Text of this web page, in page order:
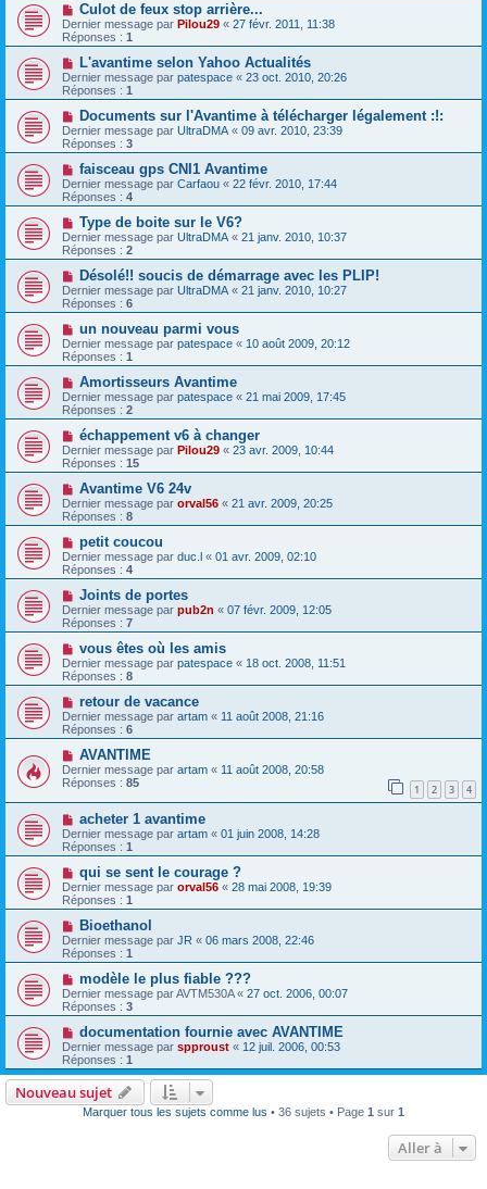
Culot de feux stop arrière...
Dernier message par Pilou29 « 27 févr. 2011, 11:38
Réponses : 1
L'avantime selon Yahoo Actualités
Dernier message par patespace « 23 oct. 2010, 20:26
Réponses : 1
Documents sur l'Avantime à télécharger légalement :!:
Dernier message par UltraDMA« 09 avr. 2010, 23:39
Réponses : 3
faisceau gps CNI1 Avantime
Dernier message par Carfaou « 22 févr. 2010, 17:44
Réponses : 4
Type de boite sur le V6?
Dernier message par UltraDMA« 21 janv. 2010, 10:37
Réponses : 2
Désolé!! soucis de démarrage avec les PLIP!
Dernier message par UltraDMA« 21 janv. 2010, 10:27
Réponses : 6
un nouveau parmi vous
Dernier message par patespace « 10 août 2009, 20:12
Réponses : 1
Amortisseurs Avantime
Dernier message par patespace « 21 mai 2009, 17:45
Réponses : 2
échappement v6 à changer
Dernier message par Pilou29 « 23 avr. 2009, 10:44
Réponses : 15
Avantime V6 24v
Dernier message par orval56 « 21 avr. 2009, 20:25
Réponses : 8
petit coucou
Dernier message par duc.l « 01 avr. 2009, 02:10
Réponses : 4
Joints de portes
Dernier message par pub2n « 07 févr. 2009, 12:05
Réponses : 7
vous êtes où les amis
Dernier message par patespace « 18 oct. 2008, 11:51
Réponses : 8
retour de vacance
Dernier message par artam « 11 août 2008, 21:16
Réponses : 6
AVANTIME
Dernier message par artam « 11 août 2008, 20:58
Réponses : 85 1 2 3 4
acheter 1 avantime
Dernier message par artam « 01 juin 2008, 14:28
Réponses : 1
qui se sent le courage ?
Dernier message par orval56 « 28 mai 2008, 19:39
Réponses : 1
Bioethanol
Dernier message par JR « 06 mars 2008, 22:46
Réponses : 1
modèle le plus fiable ???
Dernier message parAVTM530A« 27 oct. 2006, 00:07
Réponses : 3
documentation fournie avec AVANTIME
Dernier message par spproust « 12 juil. 2006, 00:53
Réponses : 1
Nouveau sujet
Marquer tous les sujets comme lus • 36 sujets • Page 1 sur 1
Aller à